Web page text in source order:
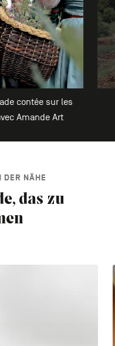
contée sur les
Amande Art
DER NÄHE
das zu